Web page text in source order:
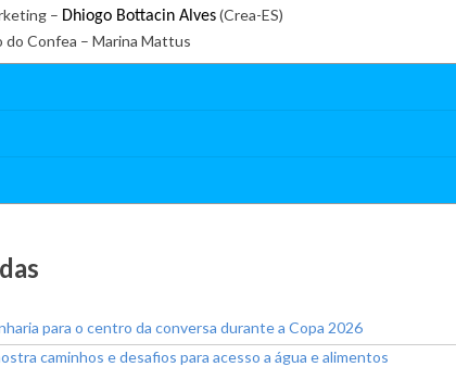
– Dhiogo Bottacin Alves(Crea-ES)
Confea – Marina Mattus
para o centro da conversa durante a Copa 2026
caminhos e desafios para acesso a água e alimentos